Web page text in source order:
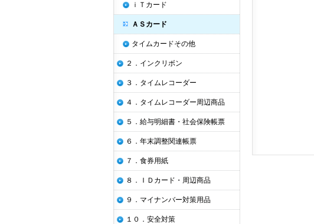
ｉＴカード
ＡＳカード
タイムカードその他
２．インクリボン
３．タイムレコーダー
４．タイムレコーダー周辺商品
５．給与明細書・社会保険帳票
６．年末調整関連帳票
７．食券用紙
８．ＩＤカード・周辺商品
９．マイナンバー対策用品
１０．安全対策